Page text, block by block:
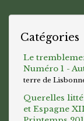
Catégories
Le
Numéro 1 -
terre de
Querelles
et Espagne